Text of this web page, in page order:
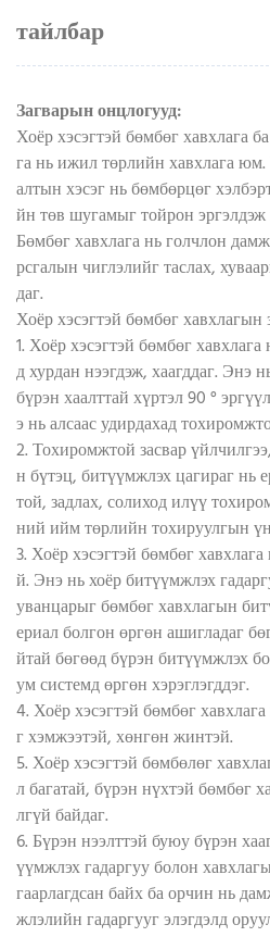
тайлбар
Загварын онцлогууд:
Хоёр хэсэгтэй бөмбөг хавхлага
га нь ижил төрлийн хавхлага
алтын хэсэг нь бөмбөрцөг
йн төв шугамыг тойрон эргэлдэж
Бөмбөг хавхлага нь голчлон
рсгалын чиглэлийг таслах,
даг.
Хоёр хэсэгтэй бөмбөг хавхлагын
1. Хоёр хэсэгтэй бөмбөг
д хурдан нээгдэж, хаагддаг. Энэ
бүрэн хаалттай хүртэл 90 °
э нь алсаас удирдахад
2. Тохиромжтой засвар
н бүтэц, битүүмжлэх цагираг нь
той, задлах, солиход илүү
ний ийм төрлийн тохируулгын
3. Хоёр хэсэгтэй бөмбөг
й. Энэ нь хоёр битүүмжлэх
уванцарыг бөмбөг хавхлагын
ериал болгон өргөн ашигладаг
йтай бөгөөд бүрэн битүүмжлэх
ум системд өргөн хэрэглэгддэг.
4. Хоёр хэсэгтэй бөмбөг
г хэмжээтэй, хөнгөн жинтэй.
5. Хоёр хэсэгтэй бөмбөлөг
л багатай, бүрэн нүхтэй бөмбөг
лгүй байдаг.
6. Бүрэн нээлттэй буюу бүрэн
үүмжлэх гадаргуу болон
гаарлагдсан байх ба орчин нь
жлэлийн гадаргууг элэгдэлд